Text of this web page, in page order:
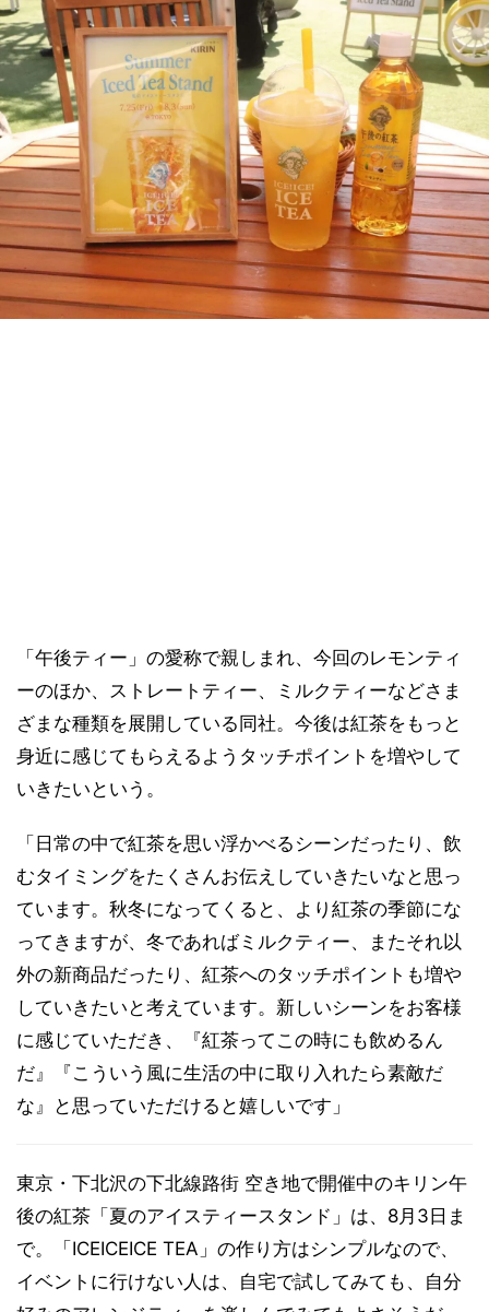
「午後ティー」の愛称で親しまれ、今回のレモンティ
ーのほか、ストレートティー、ミルクティーなどさま
ざまな種類を展開している同社。今後は紅茶をもっと
身近に感じてもらえるようタッチポイントを増やして
いきたいという。
「日常の中で紅茶を思い浮かべるシーンだったり、飲
むタイミングをたくさんお伝えしていきたいなと思っ
ています。秋冬になってくると、より紅茶の季節にな
ってきますが、冬であればミルクティー、またそれ以
外の新商品だったり、紅茶へのタッチポイントも増や
していきたいと考えています。新しいシーンをお客様
に感じていただき、『紅茶ってこの時にも飲めるん
だ』『こういう風に生活の中に取り入れたら素敵だ
な』と思っていただけると嬉しいです」
東京・下北沢の下北線路街 空き地で開催中のキリン午
後の紅茶「夏のアイスティースタンド」は、8月3日ま
で。「ICEICEICE TEA」の作り方はシンプルなので、
イベントに行けない人は、自宅で試してみても、自分